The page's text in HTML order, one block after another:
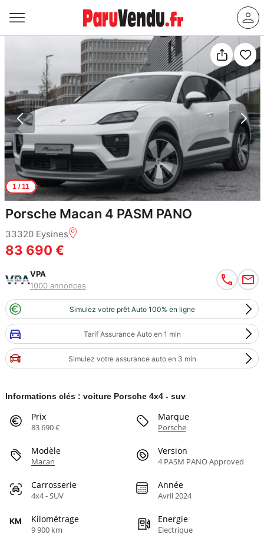
1/ 11
Porsche Macan 4 PASM PANO
33320 Eysines
83 690 €
VPA
1000 annonces
Simulez votre prêt Auto 100% en ligne
Tarif Assurance Auto en 1 min
Simulez votre assurance auto en 3 min
Informations clés : voiture Porsche 4x4 - suv
Prix
83 690 €
Marque
Porsche
Modèle
Macan
Version
4 PASM PANO Approved
Carrosserie
4x4 - SUV
Année
Avril 2024
Kilométrage
9 900 km
Energie
Electrique